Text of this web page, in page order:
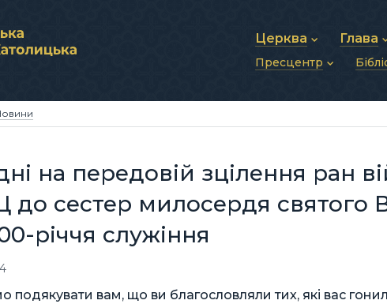
Церква
Про УГКЦ
Структура УГКЦ
Глава
Пресцентр
Публікації
Фото та відео
Архів новин (2013–2022)
на передовій зцілення ран
до сестер милосердя святого
річчя служіння
подякувати вам, що ви благословляли тих, які вас